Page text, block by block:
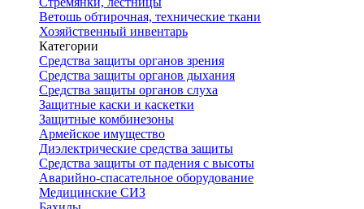
Ветошь обтирочная, технические ткани
Хозяйственный инвентарь
Категории
Средства защиты органов зрения
Средства защиты органов дыхания
Средства защиты органов слуха
Защитные каски и каскетки
Защитные комбинезоны
Армейское имущество
Диэлектрические средства защиты
Средства защиты от падения с высоты
Аварийно-спасательное оборудование
Медицинские СИЗ